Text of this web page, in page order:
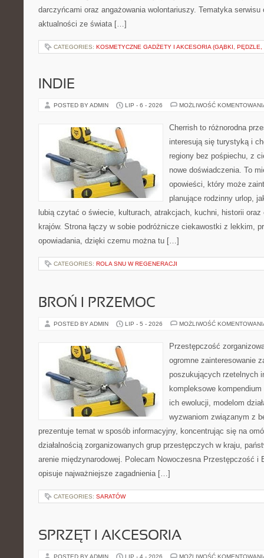
darczyńcami oraz angażowania wolontariuszy. Tematyka
aktualności ze świata […]
CATEGORIES: KOSMETYCZNE GADŻETY I AKCESORIA (GĄBKI, PĘDZLE,
INDIE
POSTED BY ADMIN LIP - 6 - 2026 MOŻLIWOŚĆ
Cherrish to różnorodna
interesują się turystyką i
regiony bez pośpiechu, z
nowe doświadczenia. To
opowieści, który może
planujące rodzinny urlop,
lubią czytać o świecie, kulturach, atrakcjach, kuchni, historii
krajów. Strona łączy w sobie podróżnicze ciekawostki z lekkim,
opowiadania, dzięki czemu można tu […]
CATEGORIES: ROLA SNU W REGENERACJI
BROŃ I PRZEMOC
POSTED BY ADMIN LIP - 5 - 2026 MOŻLIWOŚĆ
Przestępczość
ogromne zainteresowanie
poszukujących rzetelnych
kompleksowe
ich ewolucji, modelom
wyzwaniom związanym z
prezentuje temat w sposób informacyjny, koncentrując się na
działalnością zorganizowanych grup przestępczych w kraju,
arenie międzynarodowej. Polecam Nowoczesna Przestępczość i
opisuje najważniejsze zagadnienia […]
CATEGORIES: SARATÓW
SPRZĘT I AKCESORIA
POSTED BY ADMIN LIP - 4 - 2026 MOŻLIWOŚĆ